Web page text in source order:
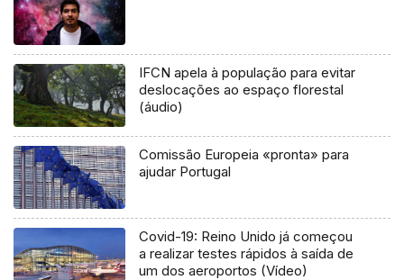
IFCN apela à população para evitar
deslocações ao espaço florestal
(áudio)
Comissão Europeia «pronta» para
ajudar Portugal
Covid-19: Reino Unido já começou
a realizar testes rápidos à saída de
um dos aeroportos (Vídeo)